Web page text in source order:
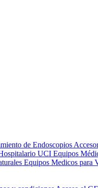
de Endoscopios
UCI Equipos
Equipos Medicos para